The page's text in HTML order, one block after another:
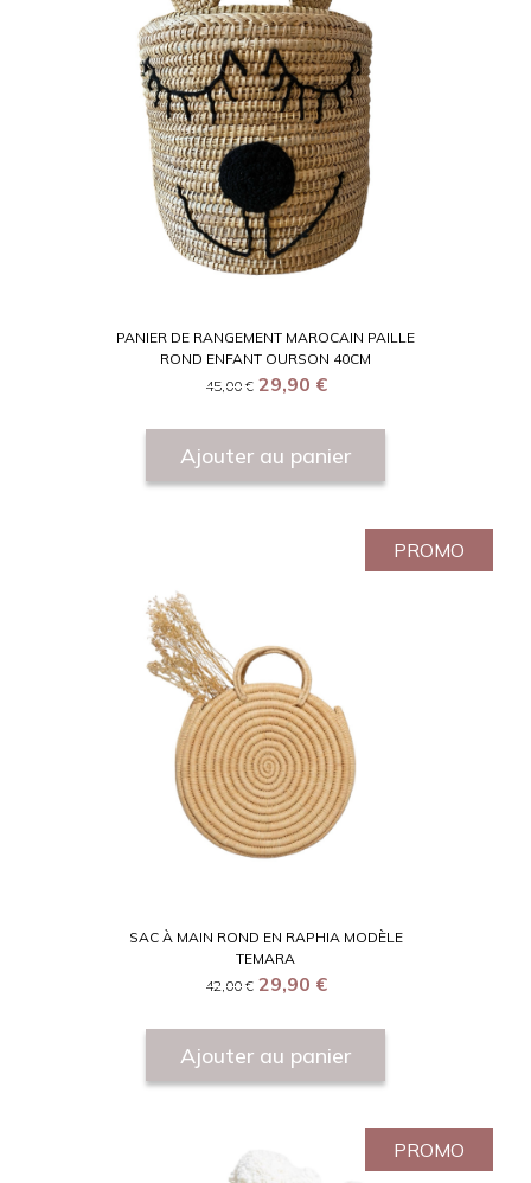
PANIER DE RANGEMENT MAROCAIN PAILLE
ROND ENFANT OURSON 40CM
45,00 € 29,90 €
Ajouter au panier
PROMO
SAC À MAIN ROND EN RAPHIA MODÈLE
TEMARA
42,00 € 29,90 €
Ajouter au panier
PROMO